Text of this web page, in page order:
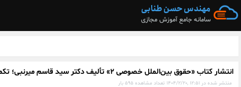
مهندس حسن طنابی
سامانه جامع آموزش مجازی
انتشار کتاب «حقوق بین‌الملل خصوصی ۲» تألیف دکتر سید قاسم میرنبی؛ تکمیل‌کننده‌ای جامع در تحلیل قواعد و چالش‌های حقوقی فراملی
منتشر شده در 12:51 ,1404/2/20 تعداد مشاهده 595 بار